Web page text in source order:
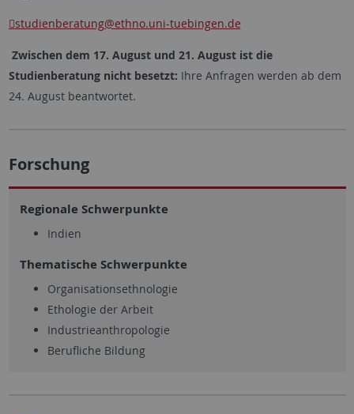
studienberatung@ethno.uni-tuebingen.de
Zwischen dem 17. August und 21. August ist die
Studienberatung nicht besetzt: Ihre Anfragen werden ab dem
24. August beantwortet.
Forschung
Regionale Schwerpunkte
Indien
Thematische Schwerpunkte
Organisationsethnologie
Ethologie der Arbeit
Industrieanthropologie
Berufliche Bildung